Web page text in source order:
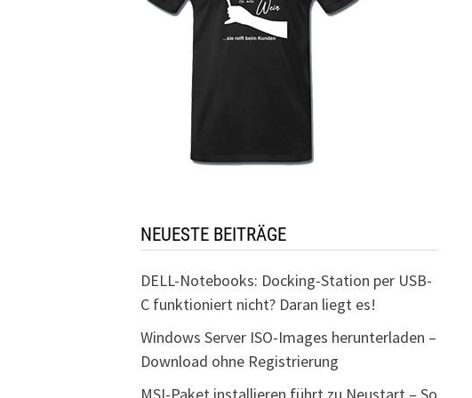
NEUESTE BEITRÄGE
DELL-Notebooks: Docking-Station per USB-
C funktioniert nicht? Daran liegt es!
Windows Server ISO-Images herunterladen –
Download ohne Registrierung